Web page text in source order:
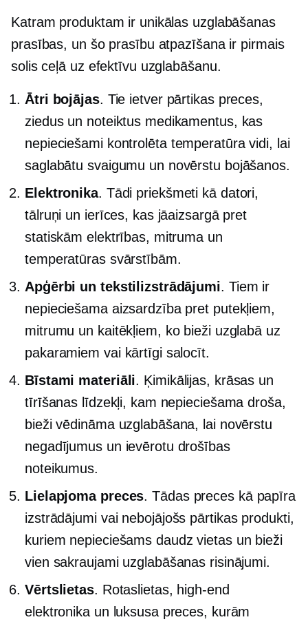
Katram produktam ir unikālas uzglabāšanas
prasības, un šo prasību atpazīšana ir pirmais
solis ceļā uz efektīvu uzglabāšanu.
Ātri bojājas. Tie ietver pārtikas preces,
ziedus un noteiktus medikamentus, kas
nepieciešami kontrolēta temperatūravidi, lai
saglabātu svaigumu un novērstu bojāšanos.
Elektronika. Tādi priekšmeti kā datori,
tālruņi un ierīces, kas jāaizsargā pret
statiskām elektrības, mitruma un
temperatūras svārstībām.
Apģērbi un tekstilizstrādājumi. Tiem ir
nepieciešama aizsardzība pret putekļiem,
mitrumu un kaitēkļiem, ko bieži uzglabā uz
pakaramiem vai kārtīgi salocīt.
Bīstami materiāli. Ķimikālijas, krāsas un
tīrīšanas līdzekļi, kam nepieciešama droša,
bieži vēdināma uzglabāšana, lai novērstu
negadījumus un ievērotu drošības
noteikumus.
Lielapjoma preces. Tādas preces kā papīra
izstrādājumi vai nebojājošs pārtikas produkti,
kuriem nepieciešams daudz vietas un bieži
vien sakraujami uzglabāšanas risinājumi.
Vērtslietas. Rotaslietas, high-end
elektronika un luksusa preces, kurām